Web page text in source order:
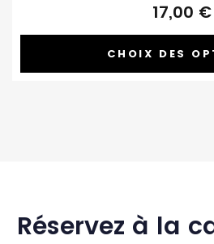
17,00 €
CHOIX DES
Réservez à la